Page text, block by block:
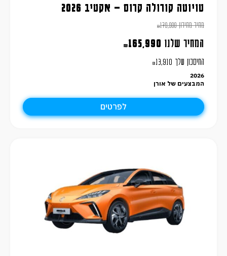
טויוטה קורולה קרוס – אקטיב 2026
מחיר מחירון ₪179,900
המחיר שלנו ₪165,990
החיסכון שלך ₪13,910
2026
המבצעים של אורן
לפרטים